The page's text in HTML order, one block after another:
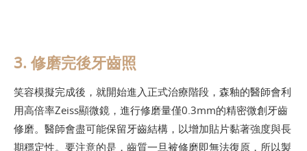
3. 修磨完後牙齒照
笑容模擬完成後，就開始進入正式治療階段，森釉的醫師會利
用高倍率Zeiss顯微鏡，進行修磨量僅0.3mm的精密微創牙齒
修磨。醫師會盡可能保留牙齒結構，以增加貼片黏著強度與長
期穩定性。要注意的是，齒質一旦被修磨即無法復原，所以製